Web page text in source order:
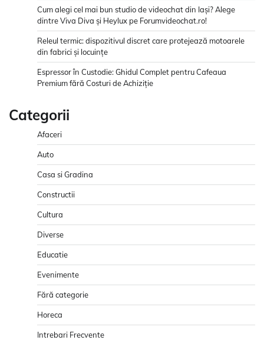
Cum alegi cel mai bun studio de videochat din Iași? Alege
dintre Viva Diva și Heylux pe Forumvideochat.ro!
Releul termic: dispozitivul discret care protejează motoarele
din fabrici și locuințe
Espressor în Custodie: Ghidul Complet pentru Cafeaua
Premium fără Costuri de Achiziție
Categorii
Afaceri
Auto
Casa si Gradina
Constructii
Cultura
Diverse
Educatie
Evenimente
Fără categorie
Horeca
Intrebari Frecvente